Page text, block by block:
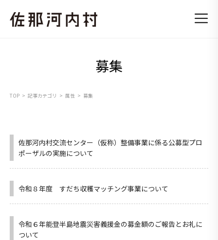
募集
TOP 記事カテゴリ 属性 募集
佐那河内村交流センター（仮称）整備事業に係る公募型プロ
ポーザルの実施について
令和８年度 すだち収穫マッチング事業について
令和６年能登半島地震災害義援金の募金額のご報告とお礼に
ついて